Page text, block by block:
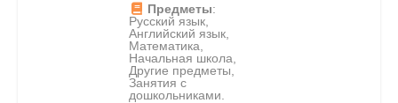
Предметы:
Русский язык,
Английский язык,
Математика,
Начальная школа,
Другие предметы,
Занятия с
дошкольниками.